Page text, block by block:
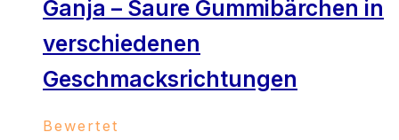
Ganja – Saure Gummibärchen in
verschiedenen
Geschmacksrichtungen
Bewertet